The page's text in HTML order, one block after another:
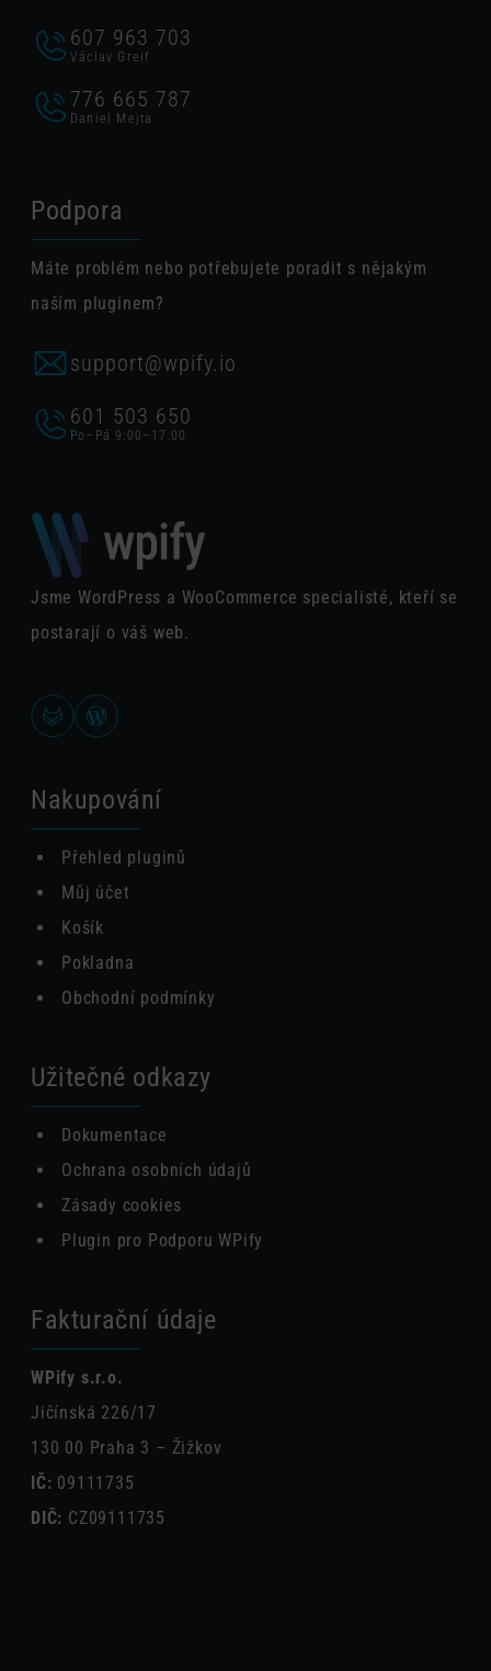
607 963 703
Václav Greif
776 665 787
Daniel Mejta
Podpora
Máte problém nebo potřebujete poradit s nějakým
naším pluginem?
support@wpify.io
601 503 650
Po–Pá 9:00–17:00
Jsme WordPress a WooCommerce specialisté, kteří se
postarají o váš web.
Nakupování
Přehled pluginů
Můj účet
Košík
Pokladna
Obchodní podmínky
Užitečné odkazy
Dokumentace
Ochrana osobních údajů
Zásady cookies
Plugin pro Podporu WPify
Fakturační údaje
WPify s.r.o.
Jičínská 226/17
130 00 Praha 3 – Žižkov
IČ: 09111735
DIČ: CZ09111735